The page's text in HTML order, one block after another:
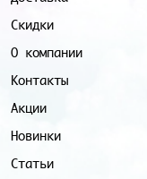
Скидки
О компании
Контакты
Акции
Новинки
Статьи